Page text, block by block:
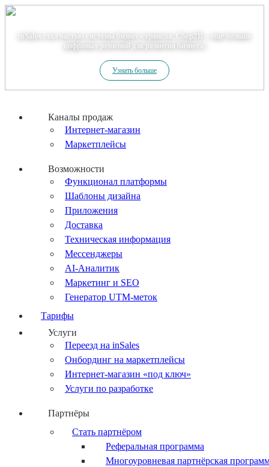
inSales стал частью системы бизнес-сервисов. Сбер2В – еще больше
цифровых решений для развития бизнеса!
Узнать больше
Каналы продаж
Интернет-магазин
Маркетплейсы
Возможности
Функционал платформы
Шаблоны дизайна
Приложения
Доставка
Техническая информация
Мессенджеры
AI-Аналитик
Маркетинг и SEO
Генератор UTM-меток
Тарифы
Услуги
Переезд на inSales
Онбординг на маркетплейсы
Интернет-магазин «под ключ»
Услуги по разработке
Партнёры
Стать партнёром
Реферальная программа
Многоуровневая партнёрская